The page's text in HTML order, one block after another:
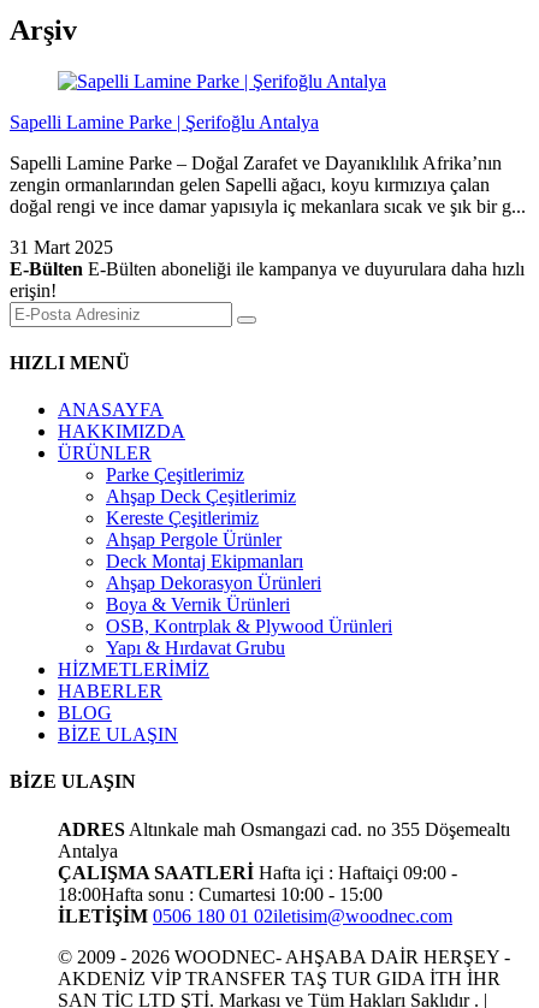
Arşiv
Sapelli Lamine Parke | Şerifoğlu Antalya
Sapelli Lamine Parke – Doğal Zarafet ve Dayanıklılık Afrika’nın
zengin ormanlarından gelen Sapelli ağacı, koyu kırmızıya çalan
doğal rengi ve ince damar yapısıyla iç mekanlara sıcak ve şık bir g...
31 Mart 2025
E-Bülten E-Bülten aboneliği ile kampanya ve duyurulara daha hızlı
erişin!
HIZLI MENÜ
ANASAYFA
HAKKIMIZDA
ÜRÜNLER
Parke Çeşitlerimiz
Ahşap Deck Çeşitlerimiz
Kereste Çeşitlerimiz
Ahşap Pergole Ürünler
Deck Montaj Ekipmanları
Ahşap Dekorasyon Ürünleri
Boya & Vernik Ürünleri
OSB, Kontrplak & Plywood Ürünleri
Yapı & Hırdavat Grubu
HİZMETLERİMİZ
HABERLER
BLOG
BİZE ULAŞIN
BİZE ULAŞIN
ADRES Altınkale mah Osmangazi cad. no 355 Döşemealtı
Antalya
ÇALIŞMA SAATLERİ Hafta içi : Haftaiçi 09:00 -
18:00Hafta sonu : Cumartesi 10:00 - 15:00
İLETİŞİM 0506 180 01 02iletisim@woodnec.com
© 2009 - 2026 WOODNEC- AHŞABA DAİR HERŞEY -
AKDENİZ VİP TRANSFER TAŞ TUR GIDA İTH İHR
SAN TİC LTD ŞTİ. Markası ve Tüm Hakları Saklıdır . |